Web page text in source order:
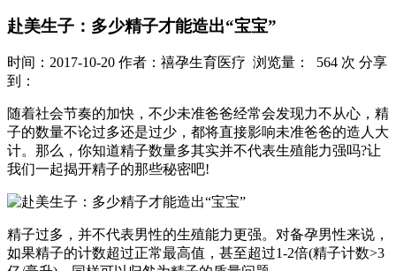
赴美生子：多少精子才能造出“宝宝”
时间：2017-10-20 作者：禧孕生育医疗 浏览量： 564 次 分享
到：
随着社会节奏的加快，不少未准爸爸经常会发现力不从心，精
子的数量不论过多还是过少，都将直接影响未准爸爸的造人大
计。那么，你知道精子数量多其实并不代表生殖能力强吗?让
我们一起揭开精子的那些秘密吧!
精子过多，并不代表男性的生殖能力更强。对备孕男性来说，
如果精子的计数超过正常最高值，甚至超过1-2倍(精子计数>3